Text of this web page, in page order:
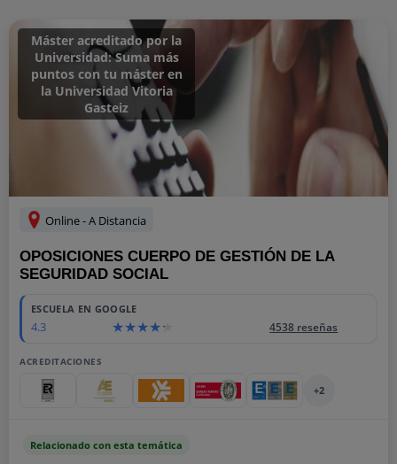
Máster acreditado por la
Universidad: Suma más
puntos con tu máster en
la Universidad Vitoria
Gasteiz
Online - A Distancia
OPOSICIONES CUERPO DE GESTIÓN DE LA
SEGURIDAD SOCIAL
ESCUELA EN GOOGLE
4.3 4538 reseñas
ACREDITACIONES
+2
Relacionado con esta temática